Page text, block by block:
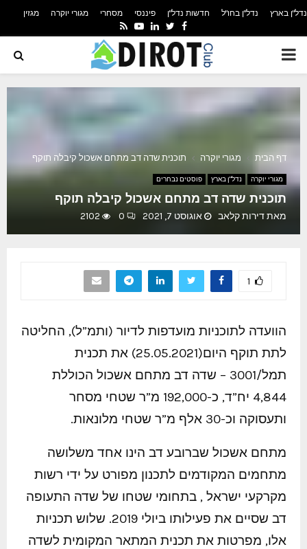
נדל"ן בארץ נדל"ן בחו"ל חדשות נדל"ן פיננסי מסחרי מגורי יוקרה מגזין
FACEBOOK
TWITTER
LINKEDIN
YOUTUBE
RSS
PRIMARY
MENU
דף הבית מגורי יוקרה תוכנית שדה דב מתחם אשכול קיבלה תוקף
מגורי יוקרה נדל"ן בארץ פוסטים נבחרים
תוכנית שדה דב מתחם אשכול קיבלה תוקף
מאתדירות קלאב אוגוסט 7, 2021 0
2102
1
הוועדה לתוכניות מועדפות לדיור (ותמ”ל), החליטה
לתת תוקף היום(25.05.2021) את תכנית
תמל/3001 – שדה דב מתחם אשכול הכוללת
4,844 יח”ד, כ-192,000 מ”ר שטחי מסחר
ותעסוקה וכ-30 אלף מ”ר שטחי מלונאות.
מתחם אשכול שברובע דב הינו אחד משלושה
מתחמים המקודמים לתכנון מפורט על ידי רשות
מקרקעי ישראל , בתחומי שטחו של שדה התעופה
דב שסיים את פעילותו ביולי 2019. שלוש תכניות
אלו, מפרטות את תכנית המתאר המקומית לשדה